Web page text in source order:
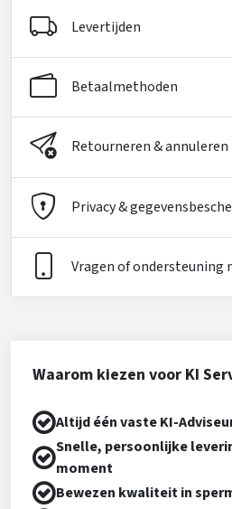
Levertijden
Betaalmethoden
Retourneren & annuleren
Privacy &
Vragen of ondersteuning
Waarom kiezen voor KI
Altijd één vaste KI-
Snelle, persoonlijke
moment
Bewezen kwaliteit in